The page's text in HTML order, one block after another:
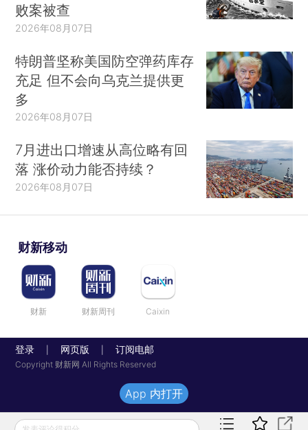
败案被查
2026年08月07日
特朗普坚称美国防空弹药库存
充足 但不会向乌克兰提供更
多
2026年08月07日
7月进出口增速从高位略有回
落 涨价动力能否持续？
2026年08月07日
财新移动
财新 财新周刊 Caixin
登录 网页版 订阅电邮
Copyright 财新网 All Rights Reserved
App 内打开